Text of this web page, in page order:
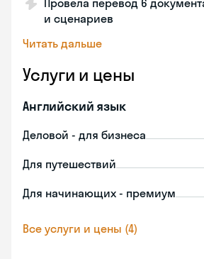
Провела перевод 6
и сценариев
Читать дальше
Услуги и цены
Английский язык
Деловой - для бизнеса
Для путешествий
Для начинающих - премиум
Все услуги и цены (4)